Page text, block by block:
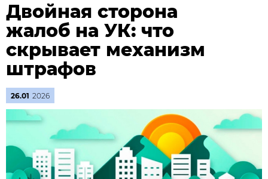
Двойная сторона
жалоб на УК: что
скрывает механизм
штрафов
26.01 2026